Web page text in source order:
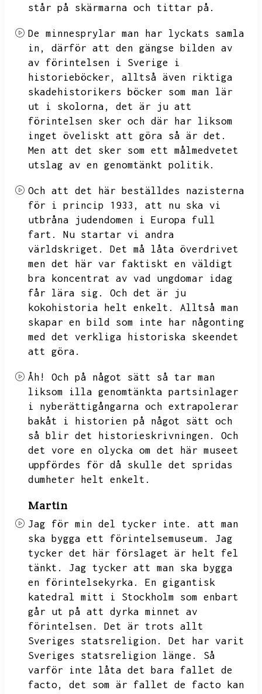
står på skärmarna och tittar på.
De minnesprylar man har lyckats samla
in,
därför att den gängse bilden av
av förintelsen i Sverige i
historieböcker,
alltså även riktiga
skadehistorikers böcker som man lär
ut i skolorna,
det är ju att
förintelsen sker och där har liksom
inget öveliskt att göra så är det.
Men att det sker som ett målmedvetet
utslag av en genomtänkt politik.
Och att det här beställdes nazisterna
för i princip 1933,
att nu ska vi
utbråna judendomen i Europa full
fart.
Nu startar vi andra
världskriget.
Det må låta överdrivet
men det här var faktiskt en väldigt
bra koncentrat av vad ungdomar idag
får lära sig.
Och det är ju
kokohistoria helt enkelt.
Alltså man
skapar en bild som inte har någonting
med det verkliga historiska skeendet
att göra.
Åh!
Och på något sätt så tar man
liksom illa genomtänkta partsinlager
i nyberättigångarna och extrapolerar
bakåt i historien på något sätt och
så blir det historieskrivningen.
Och
det vore en olycka om det här museet
uppfördes för då skulle det spridas
dumheter helt enkelt.
Martin
Jag för min del tycker inte.
att man
ska bygga ett förintelsemuseum.
Jag
tycker det här förslaget är helt fel
tänkt.
Jag tycker att man ska bygga
en förintelsekyrka.
En gigantisk
katedral mitt i Stockholm som enbart
går ut på att dyrka minnet av
förintelsen.
Det är trots allt
Sveriges statsreligion.
Det har varit
Sveriges statsreligion länge.
Så
varför inte låta det bara fallet de
facto,
det som är fallet de facto kan